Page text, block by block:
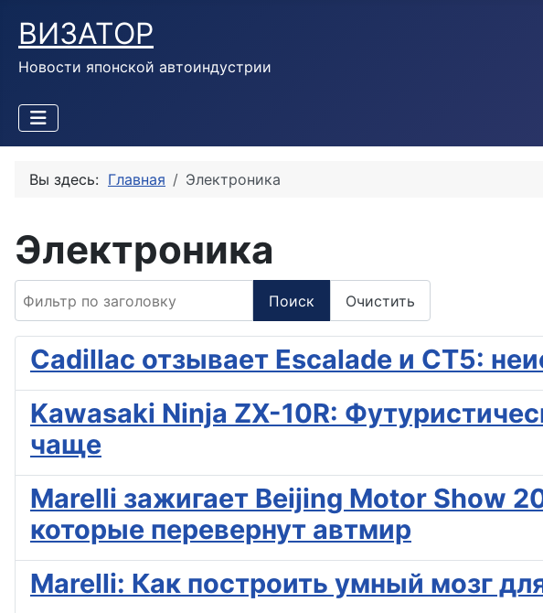
ВИЗАТОР
Новости японской автоиндустрии
Вы здесь: Главная Электроника
Электроника
Поиск Очистить
Cadillac отзывает Escalade и CT5:
Kawasaki Ninja ZX-10R:
чаще
Marelli зажигает Beijing Motor Show
которые перевернут автмир
Marelli: Как построить умный мозг